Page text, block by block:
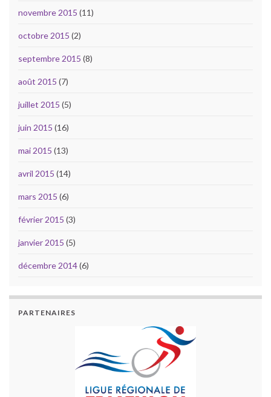
novembre 2015 (11)
octobre 2015 (2)
septembre 2015 (8)
août 2015 (7)
juillet 2015 (5)
juin 2015 (16)
mai 2015 (13)
avril 2015 (14)
mars 2015 (6)
février 2015 (3)
janvier 2015 (5)
décembre 2014(6)
PARTENAIRES